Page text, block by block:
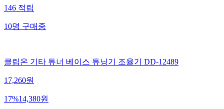
146 적립
10명 구매중
클립온 기타 튜너 베이스 튜닝기 조율기 DD-12489
17,260원
17%14,380원